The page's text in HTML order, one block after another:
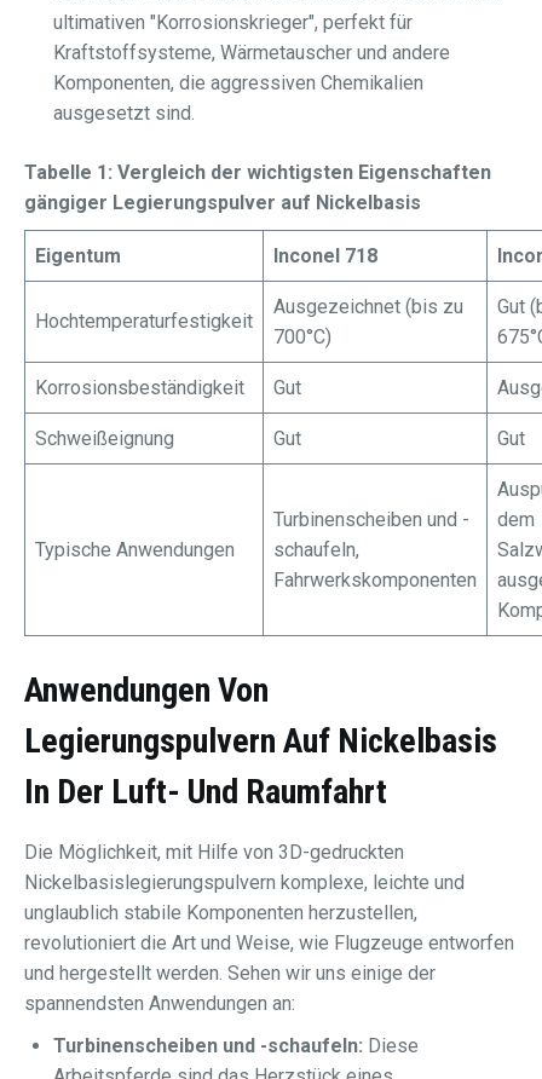
ultimativen "Korrosionskrieger", perfekt für
Kraftstoffsysteme, Wärmetauscher und andere
Komponenten, die aggressiven Chemikalien
ausgesetzt sind.
Tabelle 1: Vergleich der wichtigsten Eigenschaften
gängiger Legierungspulver auf Nickelbasis
Eigentum Inconel 718
Hochtemperaturfestigkeit
Ausgezeichnet (bis zu
700°C)
Gut
Korrosionsbeständigkeit Gut
Schweißeignung Gut Gut
Typische Anwendungen
Turbinenscheiben und -
schaufeln,
Fahrwerkskomponenten
dem
Anwendungen Von
Legierungspulvern Auf Nickelbasis
In Der Luft- Und Raumfahrt
Die Möglichkeit, mit Hilfe von 3D-gedruckten
Nickelbasislegierungspulvern komplexe, leichte und
unglaublich stabile Komponenten herzustellen,
revolutioniert die Art und Weise, wie Flugzeuge entworfen
und hergestellt werden. Sehen wir uns einige der
spannendsten Anwendungen an:
Turbinenscheiben und -schaufeln: Diese